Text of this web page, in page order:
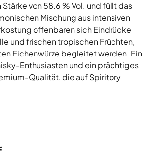
von 58.6 % Vol. und füllt das
Mischung aus intensiven
offenbaren sich Eindrücke
und frischen tropischen Früchten,
Eichenwürze begleitet werden. Ein
Enthusiasten und ein prächtiges
Qualität, die auf Spiritory